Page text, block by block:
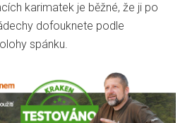
karimatek je běžné, že ji po
dofouknete podle
spánku.